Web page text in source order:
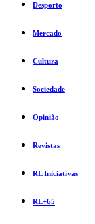
Desporto
Mercado
Cultura
Sociedade
Opinião
Revistas
RL Iniciativas
RL+65